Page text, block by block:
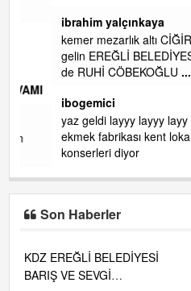
ibrahim yalçınkaya
kemer mezarlık altı CİĞİRLİK
gelin EREĞLİ BELEDİYESİ o
de RUHİ CÖBEKOĞLU...
ibogemici
yaz geldi layyy layyy layy lom
ekmek fabrikası kent
konserleri diyor
Son Haberler
KDZ EREĞLİ BELEDİYESİ
BARIŞ VE SEVGİ